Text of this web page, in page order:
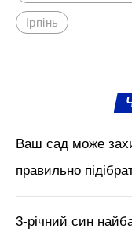
Ірпінь
Ваш сад може
правильно
3-річний син